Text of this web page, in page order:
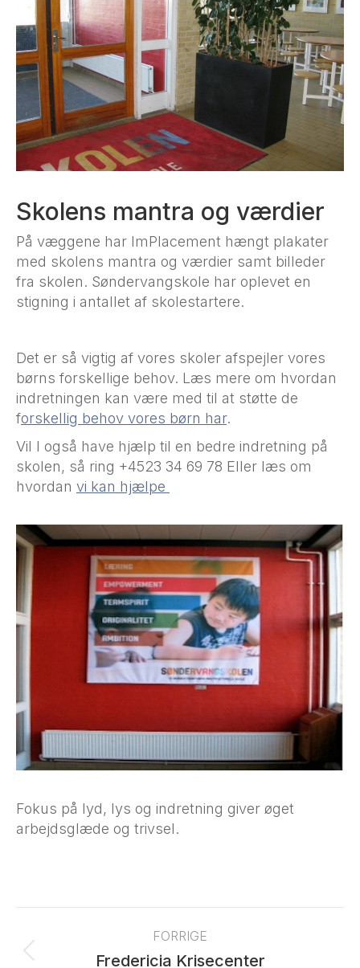
Skolens mantra og værdier
På væggene har ImPlacement hængt plakater
med skolens mantra og værdier samt billeder
fra skolen. Søndervangskole har oplevet en
stigning i antallet af skolestartere.
Det er så vigtig af vores skoler afspejler vores
børns forskellige behov. Læs mere om hvordan
indretningen kan være med til at støtte de
forskellig behov vores børn har.
Vil I også have hjælp til en bedre indretning på
skolen, så ring +4523 34 69 78 Eller læs om
hvordan vi kan hjælpe
Fokus på lyd, lys og indretning giver øget
arbejdsglæde og trivsel.
Post
navigation
FORRIGE
Previous
Fredericia Krisecenter